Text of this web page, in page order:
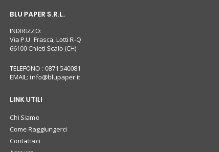
BLU PAPER S.R.L.
INDIRIZZO:
Via P.U. Frasca, Lotti R-Q
66100 Chieti Scalo (CH)
TELEFONO : 0871 540081
EMAIL:info@blupaper.it
LINK UTILI
Chi Siamo
Come Raggiungerci
Contattaci